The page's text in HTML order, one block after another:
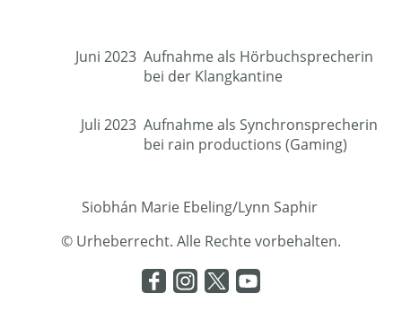
Juni 2023 Aufnahme als Hörbuchsprecherin
bei der Klangkantine
Juli 2023 Aufnahme als Synchronsprecherin
bei rain productions (Gaming)
Siobhán Marie Ebeling/Lynn Saphir
© Urheberrecht. Alle Rechte vorbehalten.